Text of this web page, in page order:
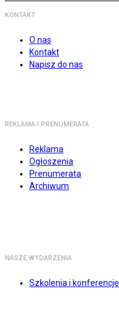
KONTAKT
O nas
Kontakt
Napisz do nas
REKLAMA I PRENUMERATA
Reklama
Ogłoszenia
Prenumerata
Archiwum
NASZE WYDARZENIA
Szkolenia i konferencje